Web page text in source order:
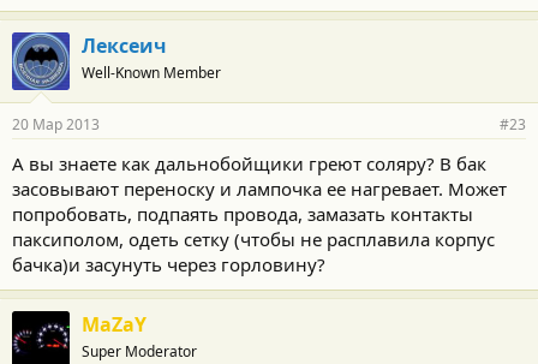
Лексеич
Well-Known Member
20 Мар 2013 #23
А вы знаете как дальнобойщики греют соляру? В бак
засовывают переноску и лампочка ее нагревает. Может
попробовать, подпаять провода, замазать контакты
паксиполом, одеть сетку (чтобы не расплавила корпус
бачка)и засунуть через горловину?
MaZaY
Super Moderator